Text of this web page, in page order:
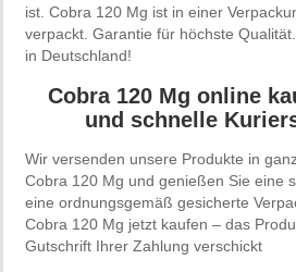
ist. Cobra 120 Mg ist in einer
verpackt. Garantie für höchste
in Deutschland!
Cobra 120 Mg online
und schnelle
Wir versenden unsere Produkte in
Cobra 120 Mg und genießen Sie eine
eine ordnungsgemäß gesicherte
Cobra 120 Mg jetzt kaufen – das
Gutschrift Ihrer Zahlung verschickt